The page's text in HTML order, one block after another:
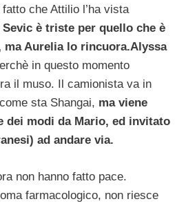
che Attilio l’ha vista
Sevic è triste per quello che è
ma Aurelia lo rincuora.Alyssa
in questo momento
il muso. Il camionista va in
sta Shangai, ma viene
dei modi da Mario, ed invitato
ad andare via.
non hanno fatto pace.
farmacologico, non riesce